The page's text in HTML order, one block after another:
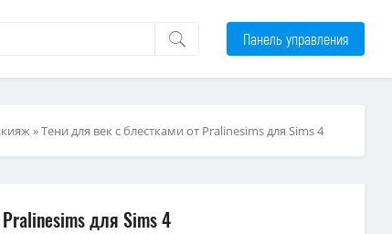
Панель управления
» Тени для век с блестками от Pralinesims для Sims 4
для Sims 4